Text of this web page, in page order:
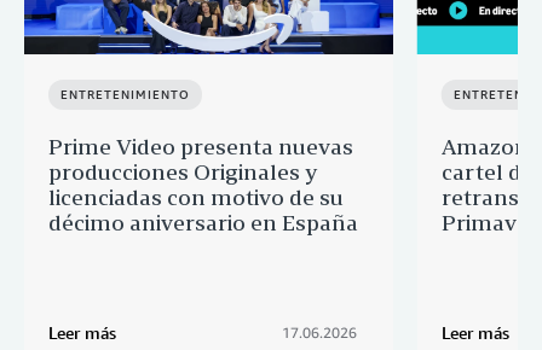
ENTRETENIMIENTO
Prime Video presenta nuevas
producciones Originales y
licenciadas con motivo de su
décimo aniversario en España
Leer más 17.06.2026
Amazon
cartel de
Leer más